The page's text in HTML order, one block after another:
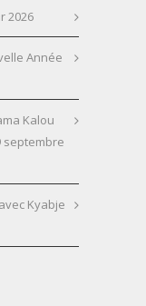
2026
Année
Kalou
septembre
Kyabje